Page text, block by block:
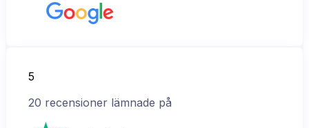
5
20 recensioner lämnade på